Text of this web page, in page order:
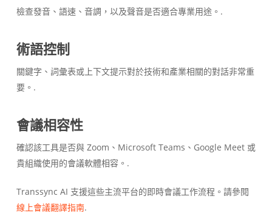
檢查發音、語速、音調，以及聲音是否適合專業用途。.
術語控制
關鍵字、詞彙表或上下文提示對於技術和產業相關的對話非常重
要。.
會議相容性
確認該工具是否與 Zoom、Microsoft Teams、Google Meet 或
貴組織使用的會議軟體相容。.
Transsync AI 支援這些主流平台的即時會議工作流程。請參閱
線上會議翻譯指南.